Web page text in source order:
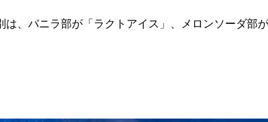
は、バニラ部が「ラクトアイス」、メロンソーダ部